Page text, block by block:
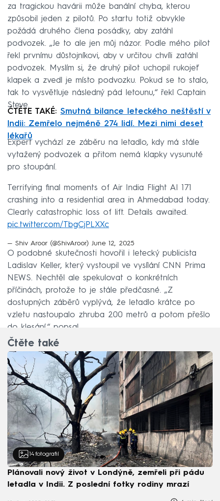
za tragickou havárii může banální chyba, kterou
způsobil jeden z pilotů. Po startu totiž obvykle
požádá druhého člena posádky, aby zatáhl
podvozek. „Je to ale jen můj názor. Podle mého pilot
řekl prvnímu důstojníkovi, aby v určitou chvíli zatáhl
podvozek. Myslím si, že druhý pilot uchopil rukojeť
klapek a zvedl je místo podvozku. Pokud se to stalo,
tak to vysvětluje následný pád letounu,“ řekl Captain
Steve.
ČTĚTE TAKÉ: Smutná bilance leteckého neštěstí v
Indii: Zemřelo nejméně 274 lidí. Mezi nimi deset
lékařů
Expert vychází ze záběru na letadlo, kdy má stále
vytažený podvozek a přitom nemá klapky vysunuté
pro stoupání.
Terrifying final moments of Air India Flight AI 171
crashing into a residential area in Ahmedabad today.
Clearly catastrophic loss of lift. Details awaited.
pic.twitter.com/TbgCjPLXXc
— Shiv Aroor (@ShivAroor) June 12, 2025
O podobné skutečnosti hovořil i letecký publicista
Ladislav Keller, který vystoupil ve vysílání CNN Prima
NEWS. Nechtěl ale spekulovat o konkrétních
příčinách, protože to je stále předčasné. „Z
dostupných záběrů vyplývá, že letadlo krátce po
vzletu nastoupalo zhruba 200 metrů a potom přešlo
do klesání,“ popsal.
Čtěte také
14 fotografií
Plánovali nový život v Londýně, zemřeli při pádu
letadla v Indii. Z poslední fotky rodiny mrazí